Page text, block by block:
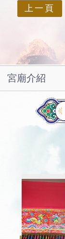
上一頁
宮廟介紹